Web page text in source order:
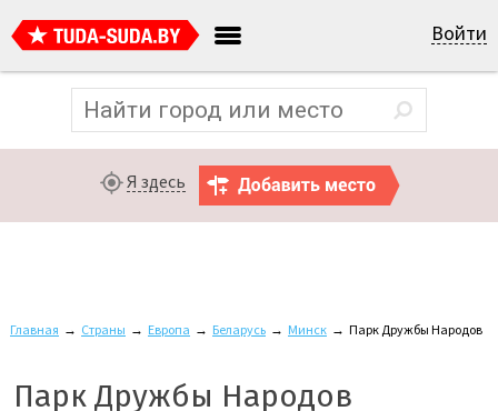
Войти
Я здесь
Главная → Страны → Европа → Беларусь → Минск → Парк Дружбы Народов
Парк Дружбы Народов